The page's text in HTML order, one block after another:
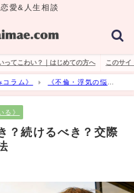
愛&人生相談
ってこわい？｜はじめての方へ このサイ
ラム》
《不倫・浮気の悩
んでいる》
浮気した彼と別れる
る》
？続けるべき？交際